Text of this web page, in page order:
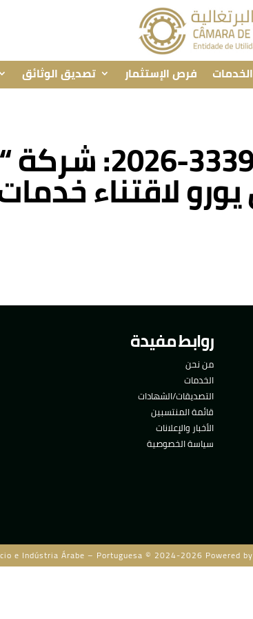
الخدمات فرص الإستثمار تصديق الوثائق
المناقصة رقم
روابط مفيدة
من نحن
الخدمات
التصديقات/الشهادات
قائمة المنتسبين
الأخبار والإعلانات
سياسة الخصوصية
e Indústria Árabe – Portuguesa © 2024-2026 Powered by